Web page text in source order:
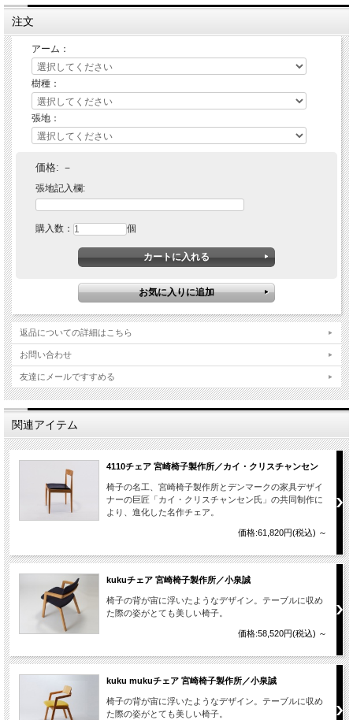
注文
アーム：
樹種：
張地：
価格: －
張地記入欄:
購入数： 個
返品についての詳細はこちら
お問い合わせ
友達にメールですすめる
関連アイテム
4110チェア 宮崎椅子製作所／カイ・クリスチャンセン
椅子の名工、宮崎椅子製作所とデンマークの家具デザイ
ナーの巨匠「カイ・クリスチャンセン氏」の共同制作に
より、進化した名作チェア。
価格:61,820円(税込) ～
kukuチェア 宮崎椅子製作所／小泉誠
椅子の背が宙に浮いたようなデザイン。テーブルに収め
た際の姿がとても美しい椅子。
価格:58,520円(税込) ～
kuku mukuチェア 宮崎椅子製作所／小泉誠
椅子の背が宙に浮いたようなデザイン。テーブルに収め
た際の姿がとても美しい椅子。